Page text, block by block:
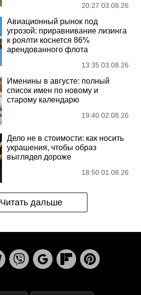
20:27 03.08.26
Авиационный рынок под
угрозой: приравнивание лизинга
к роялти коснется 86%
арендованного флота
13:35 03.08.26
Именины в августе: полный
список имен по новому и
старому календарю
19:40 02.08.26
Дело не в стоимости: как носить
украшения, чтобы образ
выглядел дороже
18:50 01.08.26
Читать дальше